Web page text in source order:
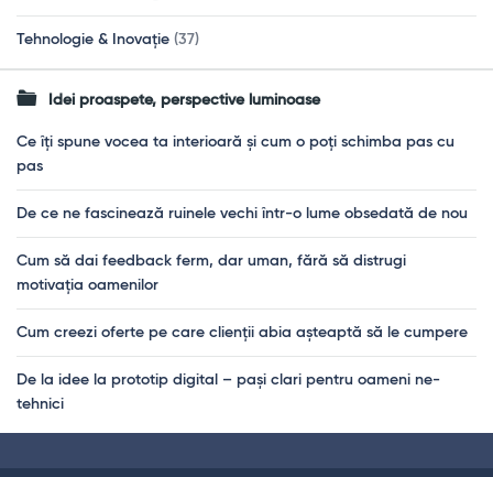
Tehnologie & Inovație (37)
Idei proaspete, perspective luminoase
Ce îți spune vocea ta interioară și cum o poți schimba pas cu
pas
De ce ne fascinează ruinele vechi într-o lume obsedată de nou
Cum să dai feedback ferm, dar uman, fără să distrugi
motivația oamenilor
Cum creezi oferte pe care clienții abia așteaptă să le cumpere
De la idee la prototip digital – pași clari pentru oameni ne-
tehnici